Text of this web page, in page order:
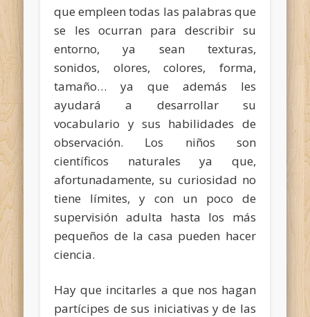
que empleen todas las palabras que
se les ocurran para describir su
entorno, ya sean texturas,
sonidos, olores, colores, forma,
tamaño… ya que además les
ayudará a desarrollar su
vocabulario y sus habilidades de
observación. Los niños son
científicos naturales ya que,
afortunadamente, su curiosidad no
tiene límites, y con un poco de
supervisión adulta hasta los más
pequeños de la casa pueden hacer
ciencia.
Hay que incitarles a que nos hagan
partícipes de sus iniciativas y de las